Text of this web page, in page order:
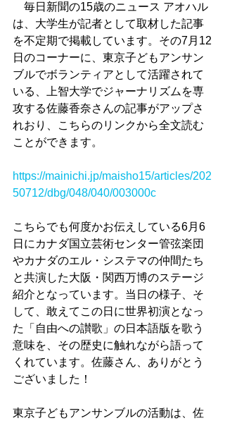
毎日新聞の15歳のニュース アオハル
は、大学生が記者として取材した記事
を不定期で掲載しています。その7月12
日のコーナーに、東京子どもアンサン
ブルでボランティアとして活躍されて
いる、上智大学でジャーナリズムを専
攻する佐藤香奈さんの記事がアップさ
れおり、こちらのリンクから全文読む
ことができます。
https://mainichi.jp/maisho15/articles/202
50712/dbg/048/040/003000c
こちらでも何度かお伝えしている6月6
日にカナダ国立芸術センター管弦楽団
やカナダのエル・システマの仲間たち
と共演した大阪・関西万博のステージ
紹介となっています。当日の様子、そ
して、敢えてこの日に世界初演となっ
た「自由への讃歌」の日本語版を歌う
意味を、その歴史に触れながら語って
くれています。佐藤さん、ありがとう
ございました！
東京子どもアンサンブルの活動は、佐